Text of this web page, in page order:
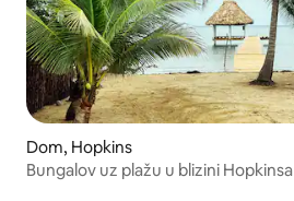
Dom, Hopkins
Bungalov uz plažu u blizini Hopkinsa